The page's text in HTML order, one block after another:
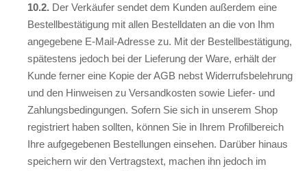
10.2. Der Verkäufer sendet dem Kunden außerdem eine
Bestellbestätigung mit allen Bestelldaten an die von Ihm
angegebene E-Mail-Adresse zu. Mit der Bestellbestätigung,
spätestens jedoch bei der Lieferung der Ware, erhält der
Kunde ferner eine Kopie der AGB nebst Widerrufsbelehrung
und den Hinweisen zu Versandkosten sowie Liefer- und
Zahlungsbedingungen. Sofern Sie sich in unserem Shop
registriert haben sollten, können Sie in Ihrem Profilbereich
Ihre aufgegebenen Bestellungen einsehen. Darüber hinaus
speichern wir den Vertragstext, machen ihn jedoch im